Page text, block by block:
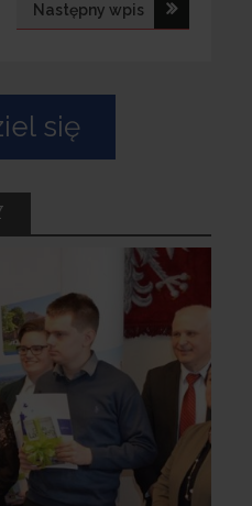
Następny wpis
się